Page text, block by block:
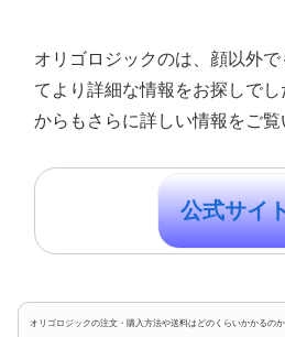
オリゴロジックのは、顔以外
てより詳細な情報をお探しで
からもさらに詳しい情報をご覧
公式サイ
オリゴロジックの注文・購入方法や送料はどのくらいかかるの